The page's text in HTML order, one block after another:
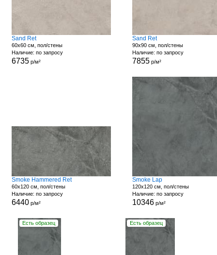
Sand Ret
60x60 см, пол/стены
Наличие: по запросу
6735р/м²
Sand Ret
90x90 см, пол/стены
Наличие: по запросу
7855р/м²
Smoke Hammered Ret
60x120 см, пол/стены
Наличие: по запросу
6440р/м²
Smoke Lap
120x120 см, пол/стены
Наличие: по запросу
10346р/м²
Есть образец Есть образец